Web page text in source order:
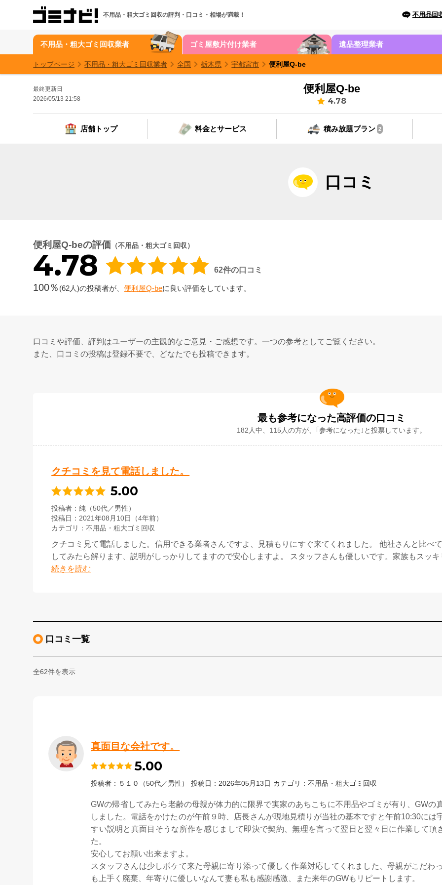
不用品・粗大ゴミ回収の評判・口コミ・相場が満載！ 不用品回
不用品・粗大ゴミ回収業者 ゴミ屋敷片付け業者 遺品整理業者
トップページ 不用品・粗大ゴミ回収業者 全国 栃木県 宇都宮市 便利屋Q-be
便利屋Q-be
4.78
最終更新日
2026/05/13 21:58
店舗トップ 料金とサービス 積み放題プラン 2
口コミ
便利屋Q-beの評価 （不用品・粗大ゴミ回収）
4.78 62件の口コミ
100％ (62人)の投稿者が、便利屋Q-beに良い評価をしています。
口コミや評価、評判はユーザーの主観的なご意見・ご感想です。一つの参考としてご覧ください。
また、口コミの投稿は登録不要で、どなたでも投稿できます。
最も参考になった高評価の口コミ
182人中、115人の方が、｢参考になった｣と投票しています。
クチコミを見て電話しました。
5.00
投稿者
純（50代／男性）
投稿日
2021年08月10日（4年前）
カテゴリ
不用品・粗大ゴミ回収
クチコミ見て電話しました。信用できる業者さんですよ、見積もりにすぐ来てくれました。 他社さんと比べ
してみたら解ります、説明がしっかりしてますので安心しますよ。 スタッフさんも優しいです。家族もスッ
続きを読む
口コミ一覧
全62件を表示
真面目な会社です。
5.00
投稿者：５１０（50代／男性） 投稿日：2026年05月13日 カテゴリ：不用品・粗大ゴミ回収
GWの帰省してみたら老齢の母親が体力的に限界で実家のあちこちに不用品やゴミが有り、GW
しました。電話をかけたのが午前９時、店長さんが現地見積りが当社の基本ですと午前10:30に
すい説明と真面目そうな所作を感じまして即決で契約、無理を言って翌日と翌々日に作業して
た。
安心してお願い出来ますよ。
スタッフさんは少しボケて来た母親に寄り添って優しく作業対応してくれました、母親がこだわ
も上手く廃棄、年寄りに優しいなんて妻も私も感謝感激、また来年のGWもリピートします。
人中、人の方が、｢参考になった｣と投票しています。